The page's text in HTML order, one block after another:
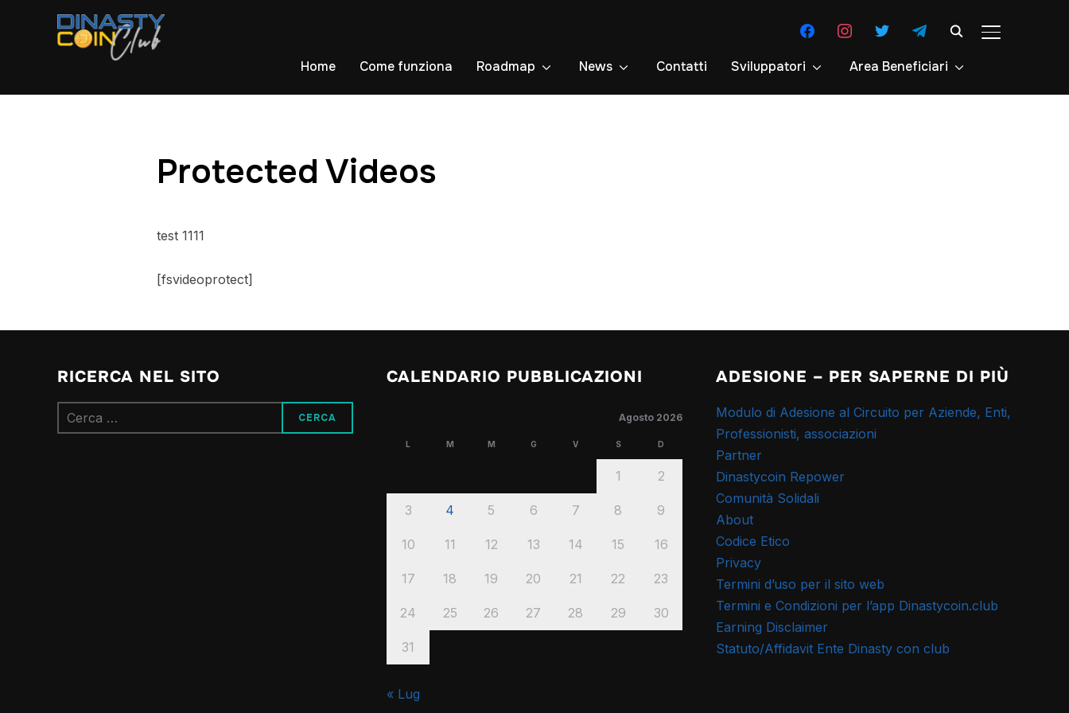
APRI/CHIUDI
facebookinstagram
twitter telegram
Home Come funziona Roadmap News Contatti Sviluppatori Area Beneficiari
Protected Videos
test 1111
[fsvideoprotect]
RICERCA NEL SITO
Ricerca
per:
CALENDARIO PUBBLICAZIONI
Agosto 2026
L M M G V S D
1 2
3 4 5 6 7 8 9
10 11 12 13 14 15 16
17 18 19 20 21 22 23
24 25 26 27 28 29 30
31
« Lug
ADESIONE – PER SAPERNE DI PIÙ
Modulo di Adesione al Circuito per Aziende, Enti,
Professionisti, associazioni
Partner
Dinastycoin Repower
Comunità Solidali
About
Codice Etico
Privacy
Termini d’uso per il sito web
Termini e Condizioni per l’app Dinastycoin.club
Earning Disclaimer
Statuto/Affidavit Ente Dinasty con club